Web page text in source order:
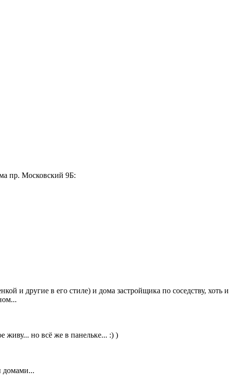
пр. Московский 9Б:
и другие в его стиле) и дома застройщика по соседству, хоть и
живу... но всё же в панельке... :) )
домами...